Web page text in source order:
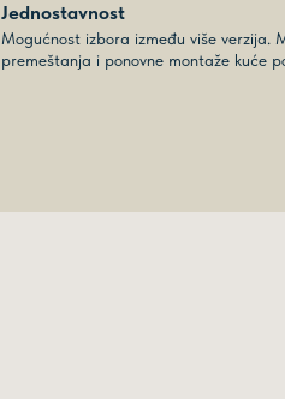
Jednostavnost
Mogućnost izbora između više verzija.
premeštanja i ponovne montaže kuće